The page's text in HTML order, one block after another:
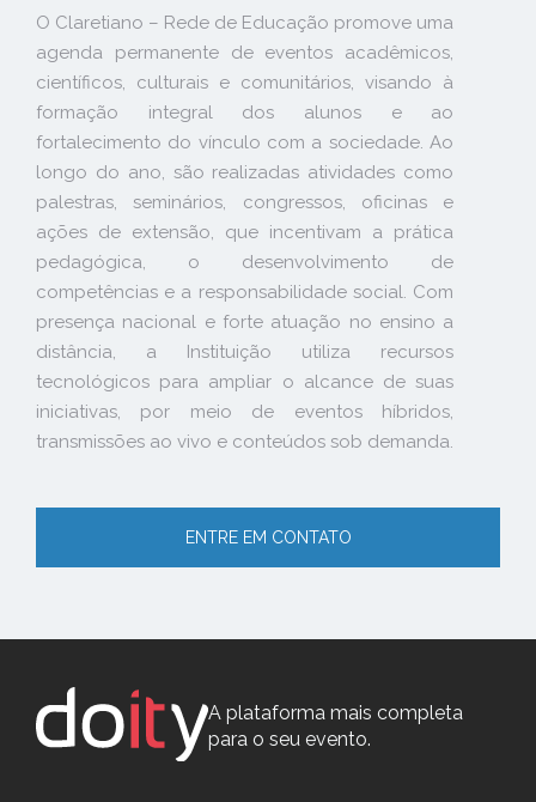
O Claretiano – Rede de Educação promove uma
agenda permanente de eventos acadêmicos,
científicos, culturais e comunitários, visando à
formação integral dos alunos e ao
fortalecimento do vínculo com a sociedade. Ao
longo do ano, são realizadas atividades como
palestras, seminários, congressos, oficinas e
ações de extensão, que incentivam a prática
pedagógica, o desenvolvimento de
competências e a responsabilidade social. Com
presença nacional e forte atuação no ensino a
distância, a Instituição utiliza recursos
tecnológicos para ampliar o alcance de suas
iniciativas, por meio de eventos híbridos,
transmissões ao vivo e conteúdos sob demanda.
ENTRE EM CONTATO
A plataforma mais completa
para o seu evento.